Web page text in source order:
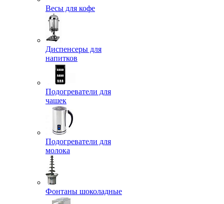
Весы для кофе
Диспенсеры для
напитков
Подогреватели для
чашек
Подогреватели для
молока
Фонтаны шоколадные